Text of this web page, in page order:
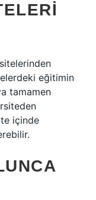
eğitimin
tamamen
içinde